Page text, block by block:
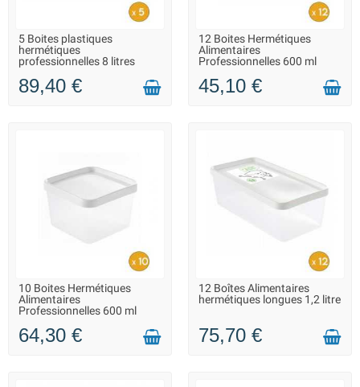
EN STOCK - REPRISE DES
EXPÉDITIONS À PARTIR DU 20
AOÛT
5 Boites plastiques
hermétiques
professionnelles 8 litres
89,40 €
EN STOCK - REPRISE DES
EXPÉDITIONS À PARTIR DU 20
AOÛT
12 Boites Hermétiques
Alimentaires
Professionnelles 600 ml
45,10 €
EN STOCK - REPRISE DES
EXPÉDITIONS À PARTIR DU 20
AOÛT
10 Boites Hermétiques
Alimentaires
Professionnelles 600 ml
64,30 €
EN STOCK - REPRISE DES
EXPÉDITIONS À PARTIR DU 20
12 Boîtes Alimentaires
hermétiques longues 1,2 litre
75,70 €